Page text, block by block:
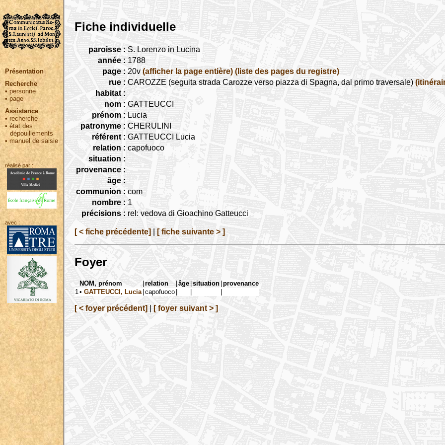
Présentation
Recherche
• personne
•page
Assistance
• recherche
•état des
dépouillements
•manuel de saisie
réalisé par :
avec :
Fiche individuelle
paroisse : S. Lorenzo in Lucina
année : 1788
page : 20v (afficher la page entière) (liste des pages du registre)
rue : CAROZZE (seguita strada Carozze verso piazza di Spagna, dal primo traversale)
habitat :
nom : GATTEUCCI
prénom : Lucia
patronyme : CHERULINI
référent : GATTEUCCI Lucia
relation : capofuoco
situation :
provenance :
âge :
communion : com
nombre : 1
précisions : rel: vedova di Gioachino Gatteucci
[ < fiche précédente] [ fiche suivante > ]
Foyer
NOM, prénom |relation |âge |situation |provenance
1 • GATTEUCCI, Lucia |capofuoco | | |
[ < foyer précédent] [ foyer suivant > ]